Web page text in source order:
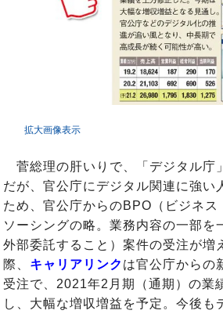
拡大画像表示
菅総理の肝いりで、「デジタル庁
だが、官公庁にデジタル関連に強い
ため、官公庁からのBPO（ビジネス
ソーシングの略。業務内容の一部を
外部委託すること）案件の受注が増
際、 キャリアリンク は官公庁からの
受注で、2021年2月期（通期）の業
し、大幅な増収増益を予定。今後も